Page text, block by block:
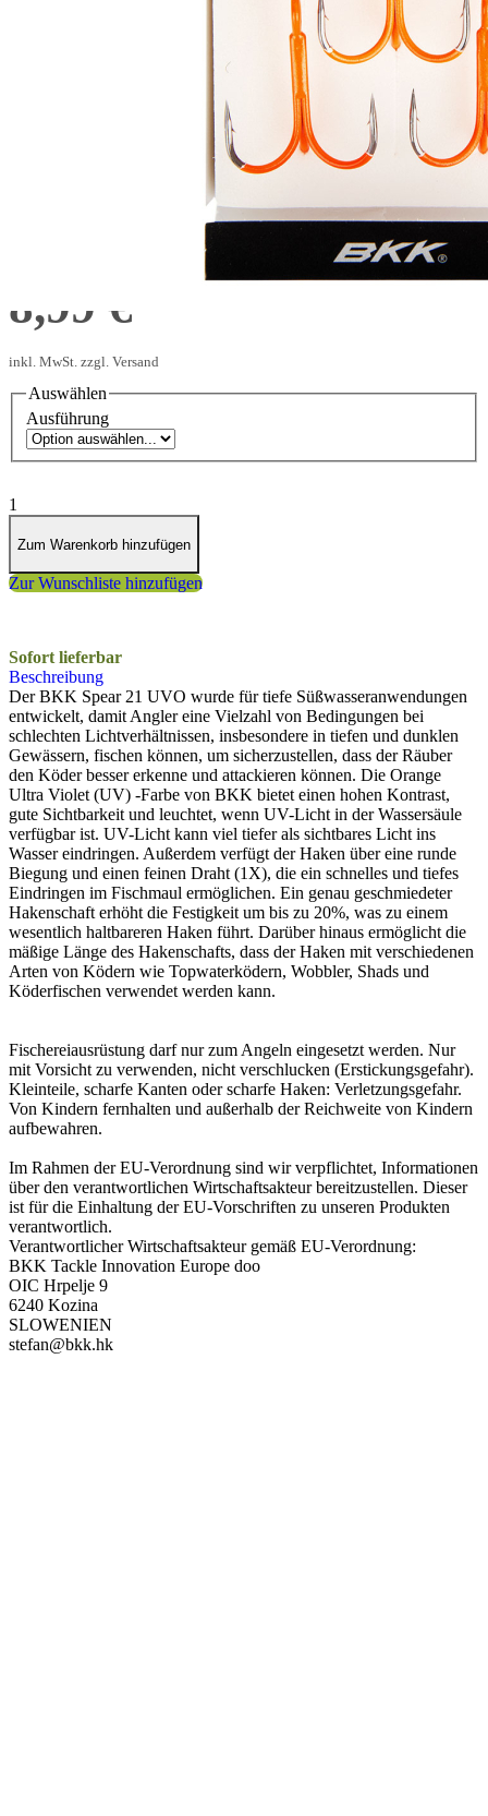
BKK Haken Spear-21
8,99 €
inkl. MwSt. zzgl. Versand
Auswählen
Ausführung
1
Zum Warenkorb hinzufügen
Zur Wunschliste hinzufügen
Sofort lieferbar
Beschreibung
Der BKK Spear 21 UVO wurde für tiefe Süßwasseranwendungen
entwickelt, damit Angler eine Vielzahl von Bedingungen bei
schlechten Lichtverhältnissen, insbesondere in tiefen und dunklen
Gewässern, fischen können, um sicherzustellen, dass der Räuber
den Köder besser erkenne und attackieren können. Die Orange
Ultra Violet (UV) -Farbe von BKK bietet einen hohen Kontrast,
gute Sichtbarkeit und leuchtet, wenn UV-Licht in der Wassersäule
verfügbar ist. UV-Licht kann viel tiefer als sichtbares Licht ins
Wasser eindringen. Außerdem verfügt der Haken über eine runde
Biegung und einen feinen Draht (1X), die ein schnelles und tiefes
Eindringen im Fischmaul ermöglichen. Ein genau geschmiedeter
Hakenschaft erhöht die Festigkeit um bis zu 20%, was zu einem
wesentlich haltbareren Haken führt. Darüber hinaus ermöglicht die
mäßige Länge des Hakenschafts, dass der Haken mit verschiedenen
Arten von Ködern wie Topwaterködern, Wobbler, Shads und
Köderfischen verwendet werden kann.
Fischereiausrüstung darf nur zum Angeln eingesetzt werden. Nur
mit Vorsicht zu verwenden, nicht verschlucken (Erstickungsgefahr).
Kleinteile, scharfe Kanten oder scharfe Haken: Verletzungsgefahr.
Von Kindern fernhalten und außerhalb der Reichweite von Kindern
aufbewahren.
Im Rahmen der EU-Verordnung sind wir verpflichtet, Informationen
über den verantwortlichen Wirtschaftsakteur bereitzustellen. Dieser
ist für die Einhaltung der EU-Vorschriften zu unseren Produkten
verantwortlich.
Verantwortlicher Wirtschaftsakteur gemäß EU-Verordnung:
BKK Tackle Innovation Europe doo
OIC Hrpelje 9
6240 Kozina
SLOWENIEN
stefan@bkk.hk